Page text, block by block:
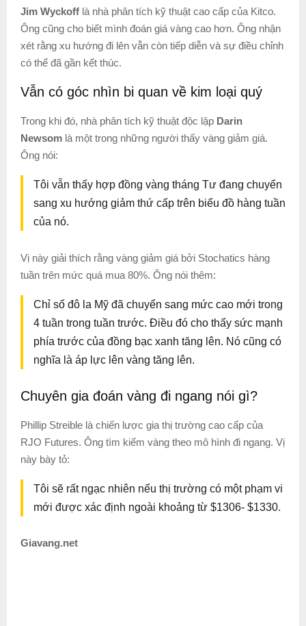
Jim Wyckoff là nhà phân tích kỹ thuật cao cấp của Kitco.
Ông cũng cho biết mình đoán giá vàng cao hơn. Ông nhận
xét rằng xu hướng đi lên vẫn còn tiếp diễn và sự điều chỉnh
có thể đã gần kết thúc.
Vẫn có góc nhìn bi quan về kim loại quý
Trong khi đó, nhà phân tích kỹ thuật độc lập Darin
Newsom là một trong những người thấy vàng giảm giá.
Ông nói:
Tôi vẫn thấy hợp đồng vàng tháng Tư đang chuyển
sang xu hướng giảm thứ cấp trên biểu đồ hàng tuần
của nó.
Vị này giải thích rằng vàng giảm giá bởi Stochatics hàng
tuần trên mức quá mua 80%. Ông nói thêm:
Chỉ số đô la Mỹ đã chuyển sang mức cao mới trong
4 tuần trong tuần trước. Điều đó cho thấy sức mạnh
phía trước của đồng bạc xanh tăng lên. Nó cũng có
nghĩa là áp lực lên vàng tăng lên.
Chuyên gia đoán vàng đi ngang nói gì?
Phillip Streible là chiến lược gia thị trường cao cấp của
RJO Futures. Ông tìm kiếm vàng theo mô hình đi ngang. Vị
này bày tỏ:
Tôi sẽ rất ngạc nhiên nếu thị trường có một phạm vi
mới được xác định ngoài khoảng từ $1306- $1330.
Giavang.net